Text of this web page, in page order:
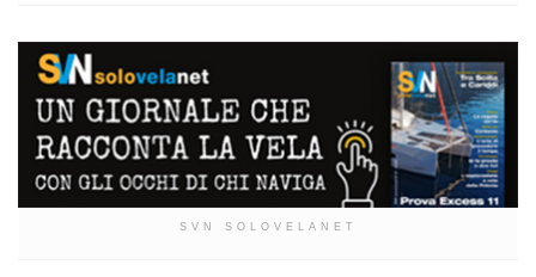
SVN SOLOVELANET